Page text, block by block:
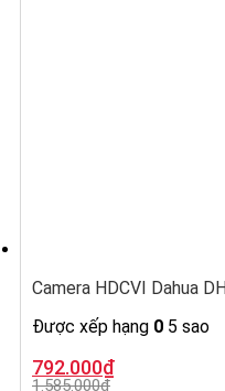
Camera HDCVI Dahua
Được xếp hạng 0 5 sao
1.585.000₫
Giá
gốc
792.000₫
Giá
hiện